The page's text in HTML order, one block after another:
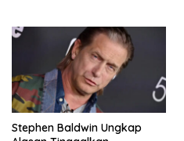
Stephen Baldwin Ungkap